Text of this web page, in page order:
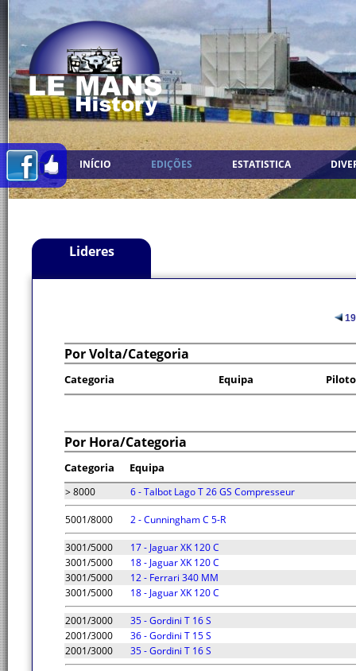
INÍCIO EDIÇÕES ESTATISTICA
Lideres
Por Volta/Categoria
Categoria Equipa
Por Hora/Categoria
Categoria Equipa
> 8000 6 - Talbot Lago T 26 GS Compresseur
5001/8000 2 - Cunningham C 5-R
3001/5000
17 - Jaguar XK 120 C
3001/5000
18 - Jaguar XK 120 C
3001/5000
12 - Ferrari 340 MM
3001/5000
18 - Jaguar XK 120 C
2001/3000
35 - Gordini T 16 S
2001/3000
36 - Gordini T 15 S
2001/3000
35 - Gordini T 16 S